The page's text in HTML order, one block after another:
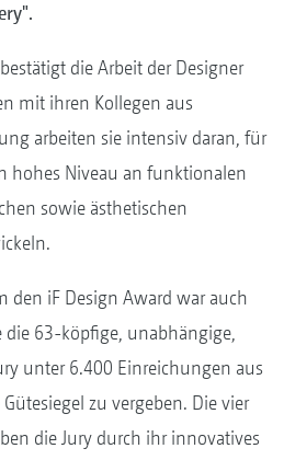
die Arbeit der Designer
mit ihren Kollegen aus
arbeiten sie intensiv daran, für
hohes Niveau an funktionalen
sowie ästhetischen
den iF Design Award war auch
die 63-köpfige, unabhängige,
unter 6.400 Einreichungen aus
zu vergeben. Die vier
die Jury durch ihr innovatives